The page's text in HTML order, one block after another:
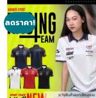
ลดราคา!